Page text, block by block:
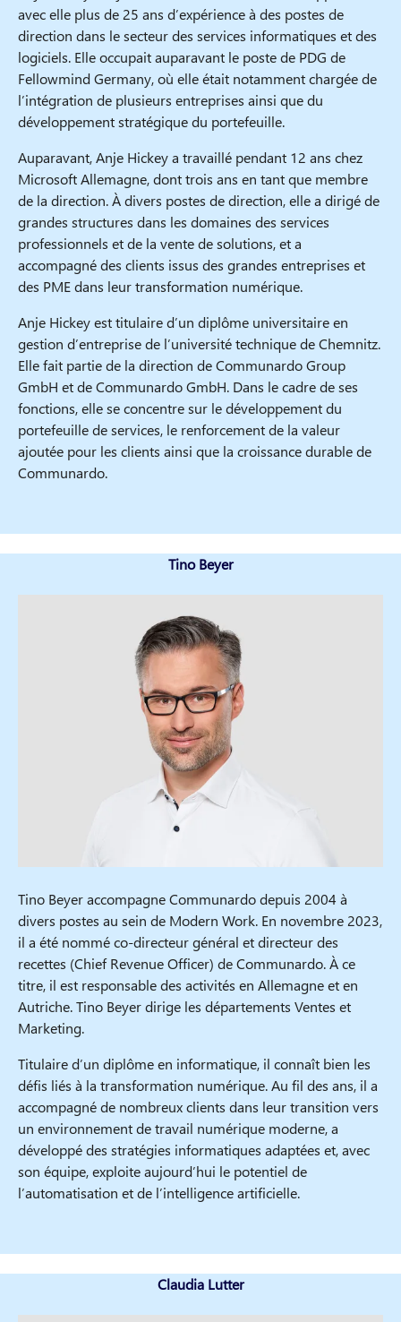
avec elle plus de 25 ans d’expérience à des postes de
direction dans le secteur des services informatiques et des
logiciels. Elle occupait auparavant le poste de PDG de
Fellowmind Germany, où elle était notamment chargée de
l’intégration de plusieurs entreprises ainsi que du
développement stratégique du portefeuille.
Auparavant, Anje Hickey a travaillé pendant 12 ans chez
Microsoft Allemagne, dont trois ans en tant que membre
de la direction. À divers postes de direction, elle a dirigé de
grandes structures dans les domaines des services
professionnels et de la vente de solutions, et a
accompagné des clients issus des grandes entreprises et
des PME dans leur transformation numérique.
Anje Hickey est titulaire d’un diplôme universitaire en
gestion d’entreprise de l’université technique de Chemnitz.
Elle fait partie de la direction de Communardo Group
GmbH et de Communardo GmbH. Dans le cadre de ses
fonctions, elle se concentre sur le développement du
portefeuille de services, le renforcement de la valeur
ajoutée pour les clients ainsi que la croissance durable de
Communardo.
Tino Beyer
Tino Beyer accompagne Communardo depuis 2004 à
divers postes au sein de Modern Work. En novembre 2023,
il a été nommé co-directeur général et directeur des
recettes (Chief Revenue Officer) de Communardo. À ce
titre, il est responsable des activités en Allemagne et en
Autriche. Tino Beyer dirige les départements Ventes et
Marketing.
Titulaire d’un diplôme en informatique, il connaît bien les
défis liés à la transformation numérique. Au fil des ans, il a
accompagné de nombreux clients dans leur transition vers
un environnement de travail numérique moderne, a
développé des stratégies informatiques adaptées et, avec
son équipe, exploite aujourd’hui le potentiel de
l’automatisation et de l’intelligence artificielle.
Claudia Lutter